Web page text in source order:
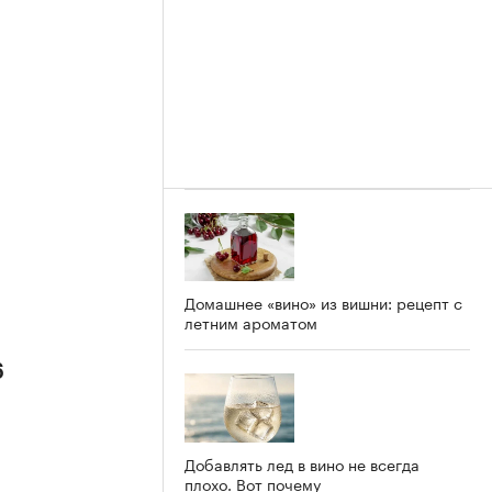
Домашнее «вино» из вишни: рецепт с
летним ароматом
Добавлять лед в вино не всегда
плохо. Вот почему